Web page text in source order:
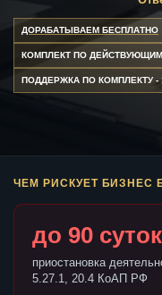
ДОРАБАТЫВАЕМ БЕСПЛАТНО
КОМПЛЕКТ ПО
ПОДДЕРЖКА ПО КОМПЛЕКТУ -
ЧЕМ РИСКУЕТ БИЗНЕС
до 90 суток
приостановка
5.27.1, 20.4 КоАП РФ